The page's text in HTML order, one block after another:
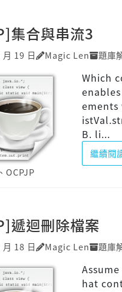
集合與串流3
19 日 Magic Len 題庫
Which
ements
B. li...
繼續閱
、 OCPJP
遞迴刪除檔案
18 日 Magic Len 題庫
hat